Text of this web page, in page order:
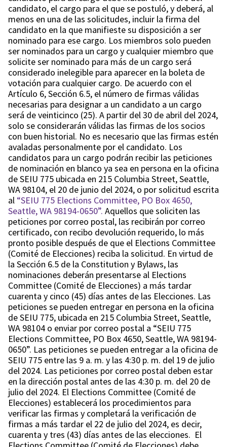
candidato, el cargo para el que se postuló, y deberá, al
menos en una de las solicitudes, incluir la firma del
candidato en la que manifieste su disposición a ser
nominado para ese cargo. Los miembros solo pueden
ser nominados para un cargo y cualquier miembro que
solicite ser nominado para más de un cargo será
considerado inelegible para aparecer en la boleta de
votación para cualquier cargo. De acuerdo con el
Artículo 6, Sección 6.5, el número de firmas válidas
necesarias para designar a un candidato a un cargo
será de veinticinco (25). A partir del 30 de abril del 2024,
solo se considerarán válidas las firmas de los socios
con buen historial. No es necesario que las firmas estén
avaladas personalmente por el candidato. Los
candidatos para un cargo podrán recibir las peticiones
de nominación en blanco ya sea en persona en la oficina
de SEIU 775 ubicada en 215 Columbia Street, Seattle,
WA 98104, el 20 de junio del 2024, o por solicitud escrita
al “SEIU 775 Elections Committee, PO Box 4650,
Seattle, WA 98194-0650”. Aquellos que soliciten las
peticiones por correo postal, las recibirán por correo
certificado, con recibo devolución requerido, lo más
pronto posible después de que el Elections Committee
(Comité de Elecciones) reciba la solicitud. En virtud de
la Sección 6.5 de la Constitution y Bylaws, las
nominaciones deberán presentarse al Elections
Committee (Comité de Elecciones) a más tardar
cuarenta y cinco (45) días antes de las Elecciones. Las
peticiones se pueden entregar en persona en la oficina
de SEIU 775, ubicada en 215 Columbia Street, Seattle,
WA 98104 o enviar por correo postal a “SEIU 775
Elections Committee, PO Box 4650, Seattle, WA 98194-
0650”. Las peticiones se pueden entregar a la oficina de
SEIU 775 entre las 9 a. m. y las 4:30 p. m. del 19 de julio
del 2024. Las peticiones por correo postal deben estar
en la dirección postal antes de las 4:30 p. m. del 20 de
julio del 2024. El Elections Committee (Comité de
Elecciones) establecerá los procedimientos para
verificar las firmas y completará la verificación de
firmas a más tardar el 22 de julio del 2024, es decir,
cuarenta y tres (43) días antes de las elecciones. El